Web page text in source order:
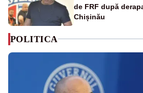
de FRF după
Chișinău
POLITICA